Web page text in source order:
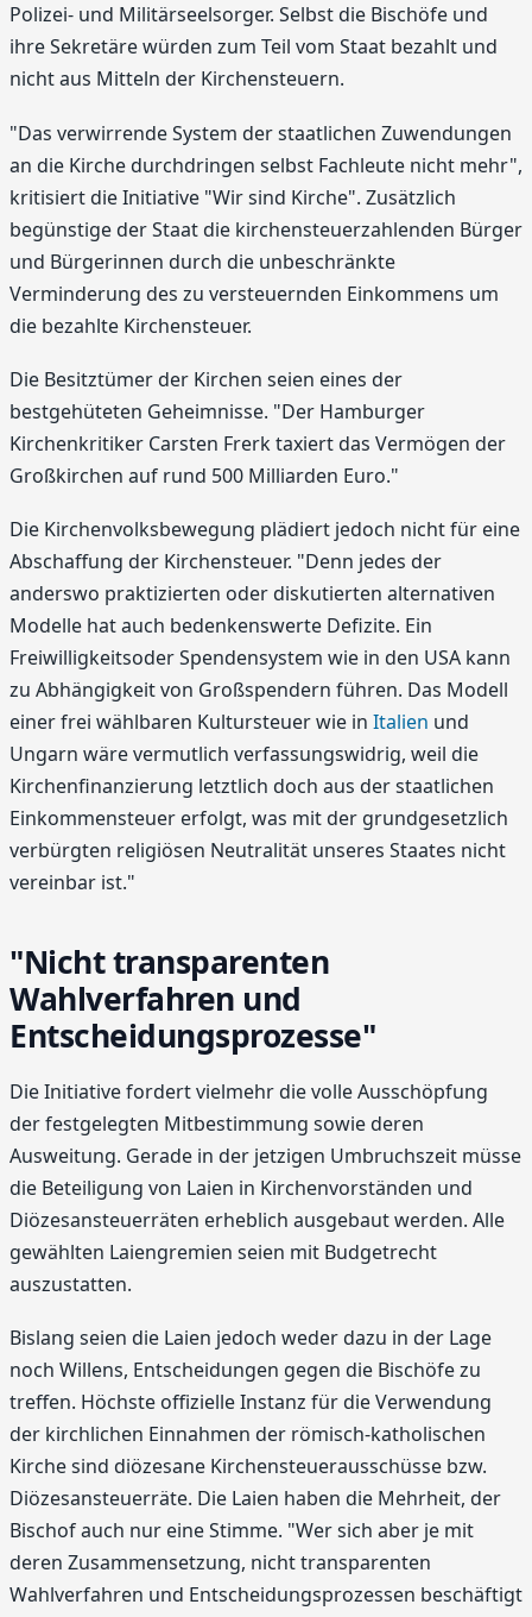
Polizei- und Militärseelsorger. Selbst die Bischöfe und
ihre Sekretäre würden zum Teil vom Staat bezahlt und
nicht aus Mitteln der Kirchensteuern.
"Das verwirrende System der staatlichen Zuwendungen
an die Kirche durchdringen selbst Fachleute nicht mehr",
kritisiert die Initiative "Wir sind Kirche". Zusätzlich
begünstige der Staat die kirchensteuerzahlenden Bürger
und Bürgerinnen durch die unbeschränkte
Verminderung des zu versteuernden Einkommens um
die bezahlte Kirchensteuer.
Die Besitztümer der Kirchen seien eines der
bestgehüteten Geheimnisse. "Der Hamburger
Kirchenkritiker Carsten Frerk taxiert das Vermögen der
Großkirchen auf rund 500 Milliarden Euro."
Die Kirchenvolksbewegung plädiert jedoch nicht für eine
Abschaffung der Kirchensteuer. "Denn jedes der
anderswo praktizierten oder diskutierten alternativen
Modelle hat auch bedenkenswerte Defizite. Ein
Freiwilligkeitsoder Spendensystem wie in den USA kann
zu Abhängigkeit von Großspendern führen. Das Modell
einer frei wählbaren Kultursteuer wie in Italien und
Ungarn wäre vermutlich verfassungswidrig, weil die
Kirchenfinanzierung letztlich doch aus der staatlichen
Einkommensteuer erfolgt, was mit der grundgesetzlich
verbürgten religiösen Neutralität unseres Staates nicht
vereinbar ist."
"Nicht transparenten
Wahlverfahren und
Entscheidungsprozesse"
Die Initiative fordert vielmehr die volle Ausschöpfung
der festgelegten Mitbestimmung sowie deren
Ausweitung. Gerade in der jetzigen Umbruchszeit müsse
die Beteiligung von Laien in Kirchenvorständen und
Diözesansteuerräten erheblich ausgebaut werden. Alle
gewählten Laiengremien seien mit Budgetrecht
auszustatten.
Bislang seien die Laien jedoch weder dazu in der Lage
noch Willens, Entscheidungen gegen die Bischöfe zu
treffen. Höchste offizielle Instanz für die Verwendung
der kirchlichen Einnahmen der römisch-katholischen
Kirche sind diözesane Kirchensteuerausschüsse bzw.
Diözesansteuerräte. Die Laien haben die Mehrheit, der
Bischof auch nur eine Stimme. "Wer sich aber je mit
deren Zusammensetzung, nicht transparenten
Wahlverfahren und Entscheidungsprozessen beschäftigt